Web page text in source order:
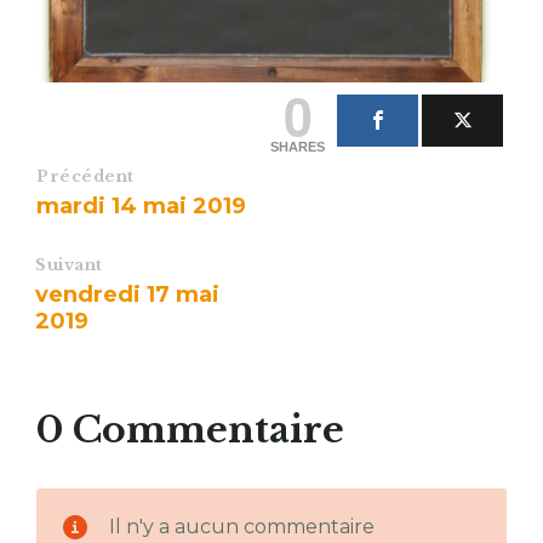
0
SHARES
Précédent
mardi 14 mai 2019
Suivant
vendredi 17 mai
2019
0 Commentaire
Il n'y a aucun commentaire